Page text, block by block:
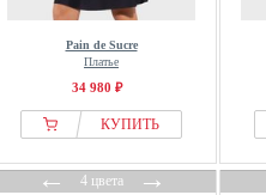
Pain de Sucre
Платье
34 980 ₽
КУПИТЬ
←4 цвета→